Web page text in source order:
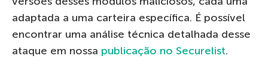
adaptada a uma carteira específica. É possível
encontrar uma análise técnica detalhada desse
ataque em nossa publicação no Securelist.